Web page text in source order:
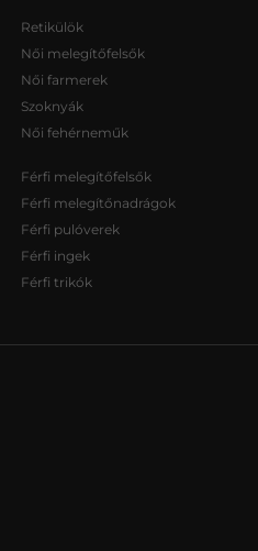
Retikülök
Női melegítőfelsők
Női farmerek
Szoknyák
Női fehérneműk
Férfi melegítőfelsők
Férfi melegítőnadrágok
Férfi pulóverek
Férfi ingek
Férfi trikók